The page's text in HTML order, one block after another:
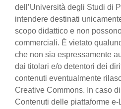
dell’Università degli Studi di
intendere destinati
scopo didattico e non
commerciali. È vietato
che non sia espressamente
dai titolari e/o detentori dei
contenuti eventualmente
Creative Commons. In caso
Contenuti delle piattaforme